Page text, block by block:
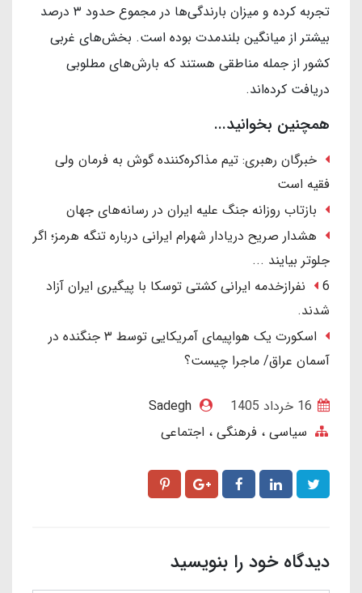
تجربه کرده و میزان بارندگی‌ها در مجموع حدود ۳ درصد
بیشتر از میانگین بلندمدت بوده است. بخش‌های غربی
کشور از جمله مناطقی هستند که بارش‌های مطلوبی
دریافت کرده‌اند.
همچنین بخوانید...
خبرگان رهبری: تیم مذاکره‌کننده گوش به فرمان ولی
فقیه است
بازتاب روزانه جنگ علیه ایران در رسانه‌های جهان
هشدار صریح دریادار شهرام ایرانی درباره تنگه هرمز؛ اگر
جلوتر بیایند ...
6 نفرازخدمه ایرانی کشتی توسکا با پیگیری ایران آزاد
شدند.
اسکورت یک هواپیمای آمریکایی توسط ۳ جنگنده در
آسمان عراق/ ماجرا چیست؟
Sadegh
سیاسی ، فرهنگی ، اجتماعی
دیدگاه خود را بنویسید